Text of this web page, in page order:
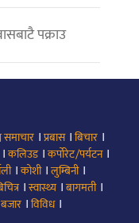
पक्राउ
समाचार ।प्रबास।बिचार ।
कलिउड।कर्पोरेट/पर्यटन।
।कोशी।लुम्बिनी।
।स्वास्थ्य ।बागमती।
।विविध।